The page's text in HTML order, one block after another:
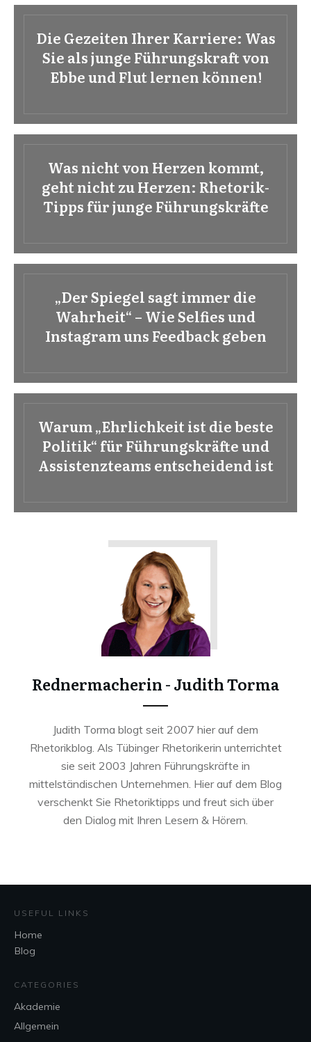
Die Gezeiten Ihrer Karriere: Was
Sie als junge Führungskraft von
Ebbe und Flut lernen können!
Was nicht von Herzen kommt,
geht nicht zu Herzen: Rhetorik-
Tipps für junge Führungskräfte
„Der Spiegel sagt immer die
Wahrheit“ – Wie Selfies und
Instagram uns Feedback geben
Warum „Ehrlichkeit ist die beste
Politik“ für Führungskräfte und
Assistenzteams entscheidend ist
Rednermacherin - Judith Torma
Judith Torma blogt seit 2007 hier auf dem
Rhetorikblog. Als Tübinger Rhetorikerin unterrichtet
sie seit 2003 Jahren Führungskräfte in
mittelständischen Unternehmen. Hier auf dem Blog
verschenkt Sie Rhetoriktipps und freut sich über
den Dialog mit Ihren Lesern & Hörern.
USEFUL LINKS
Home
Blog
CATEGORIES
Akademie
Allgemein